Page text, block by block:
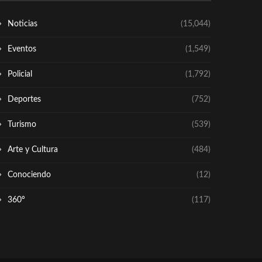
Noticias (15,044)
Eventos (1,549)
Policial (1,792)
Deportes (752)
Turismo (539)
Arte y Cultura (484)
Conociendo (12)
360º (117)